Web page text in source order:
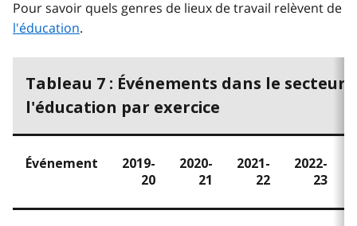
Pour savoir quels genres de lieux de travail relèvent de
l'éducation.
Tableau 7 : Événements dans le secteur
l'éducation par exercice
Événement
2019-
20
2020-
21
2021-
22
2022-
23